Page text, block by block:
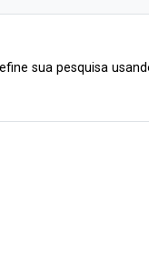
sua pesquisa